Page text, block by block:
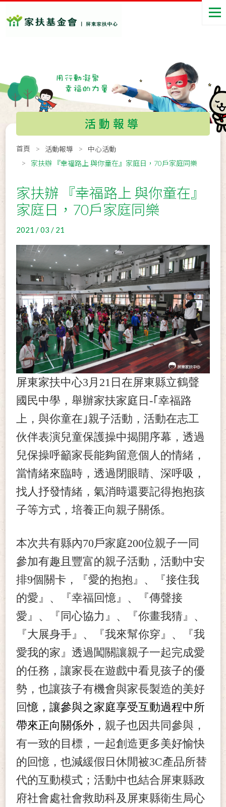
活動報導
首頁 活動報導
中心活動
家扶辦 『幸福路上 與你童在』家庭日，70戶家庭同樂
家扶辦 『幸福路上 與你童在』
家庭日，70戶家庭同樂
2021 / 03 / 21
屏東家扶中心3月21日在屏東縣立鶴聲
國民中學，舉辦家扶家庭日-｢幸福路
上，與你童在｣親子活動，活動在志工
伙伴表演兒童保護操中揭開序幕，透過
兒保操呼籲家長能夠留意個人的情緒，
當情緒來臨時，透過閉眼睛、深呼吸，
找人抒發情緒，氣消時還要記得抱抱孩
子等方式，培養正向親子關係。
本次共有縣內70戶家庭200位親子一同
參加有趣且豐富的親子活動，活動中安
排9個關卡，『愛的抱抱』、『接住我
的愛』、『幸福回憶』、『傳聲接
愛』、『同心協力』、『你畫我猜』、
『大展身手』、『我來幫你穿』、『我
愛我的家』透過闖關讓親子一起完成愛
的任務，讓家長在遊戲中看見孩子的優
勢，也讓孩子有機會與家長製造的美好
回憶，讓參與之家庭享受互動過程中所
帶來正向關係外，親子也因共同參與，
有一致的目標，一起創造更多美好愉快
的回憶，也減緩假日休閒被3C產品所替
代的互動模式；活動中也結合屏東縣政
府社會處社會救助科及屏東縣衛生局心